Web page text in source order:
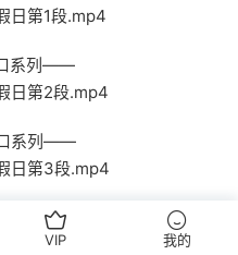
日第1段.mp4
口系列——
日第2段.mp4
口系列——
日第3段.mp4
列——Lets enjoy the
VIP 我的